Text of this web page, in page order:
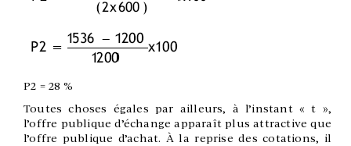
P2 = 28 %
Toutes choses égales par ailleurs, à l’instant « t »,
l’offre publique d’échange apparaît plus attractive que
l’offre publique d’achat. À la reprise des cotations, il